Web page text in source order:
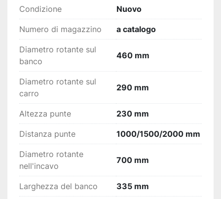
Condizione
Nuovo
Numero di magazzino a catalogo
Diametro rotante sul
banco
460 mm
Diametro rotante sul
carro
290 mm
Altezza punte 230 mm
Distanza punte 1000/1500/2000 mm
Diametro rotante
nell'incavo
700 mm
Larghezza del banco 335 mm